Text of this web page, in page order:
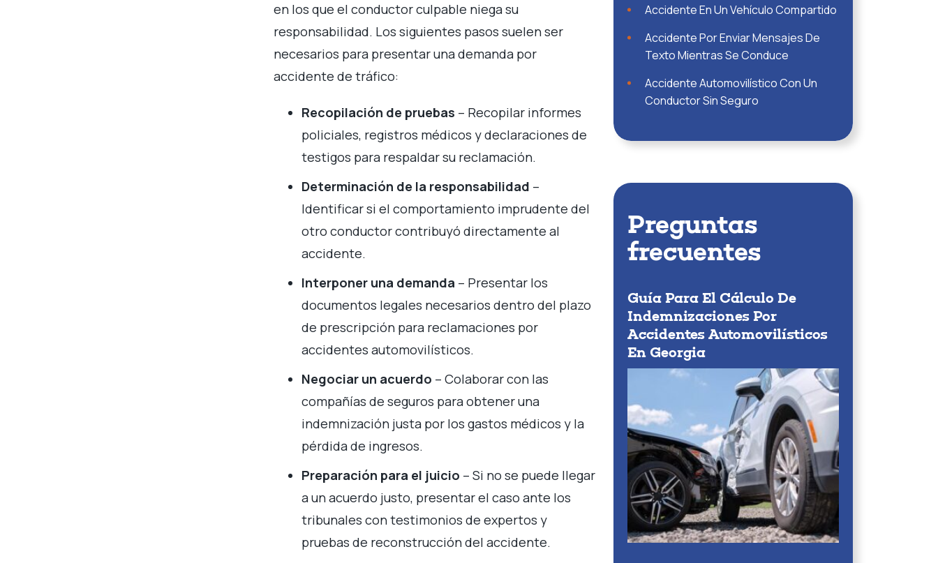
en los que el conductor culpable niega su
responsabilidad. Los siguientes pasos suelen ser
necesarios para presentar una demanda por
accidente de tráfico:
Recopilación de pruebas – Recopilar informes
policiales, registros médicos y declaraciones de
testigos para respaldar su reclamación.
Determinación de la responsabilidad –
Identificar si el comportamiento imprudente del
otro conductor contribuyó directamente al
accidente.
Interponer una demanda – Presentar los
documentos legales necesarios dentro del plazo
de prescripción para reclamaciones por
accidentes automovilísticos.
Negociar un acuerdo – Colaborar con las
compañías de seguros para obtener una
indemnización justa por los gastos médicos y la
pérdida de ingresos.
Preparación para el juicio – Si no se puede llegar
a un acuerdo justo, presentar el caso ante los
tribunales con testimonios de expertos y
pruebas de reconstrucción del accidente.
Accidente En Un Vehículo Compartido
Accidente Por Enviar Mensajes De
Texto Mientras Se Conduce
Accidente Automovilístico Con Un
Conductor Sin Seguro
Preguntas
frecuentes
Guía Para El Cálculo De
Indemnizaciones Por
Accidentes Automovilísticos
En Georgia